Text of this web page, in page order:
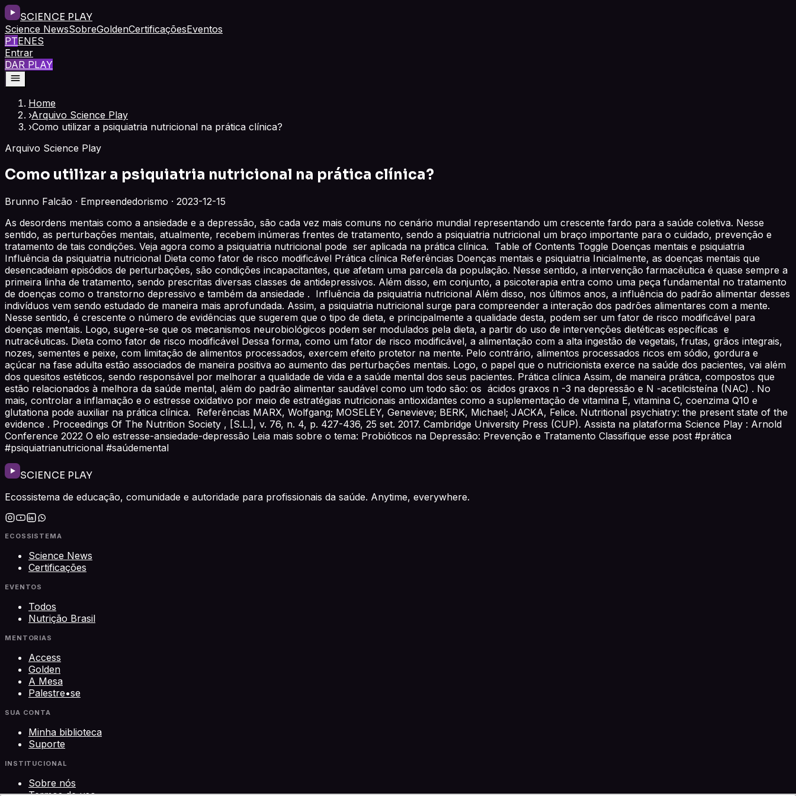
SCIENCE PLAY
Science NewsSobreGoldenCertificaçõesEventos
PTENES
Entrar
DAR PLAY
Home
›Arquivo Science Play
›Como utilizar a psiquiatria nutricional na prática clínica?
Arquivo Science Play
Como utilizar a psiquiatria nutricional na prática clínica?
Brunno Falcão · Empreendedorismo · 2023-12-15
As desordens mentais como a ansiedade e a depressão, são cada vez mais comuns no cenário mundial representando um crescente fardo para a saúde coletiva. Nesse
sentido, as perturbações mentais, atualmente, recebem inúmeras frentes de tratamento, sendo a psiquiatria nutricional um braço importante para o cuidado, prevenção e
tratamento de tais condições. Veja agora como a psiquiatria nutricional pode ser aplicada na prática clínica. Table of Contents Toggle Doenças mentais e psiquiatria
Influência da psiquiatria nutricional Dieta como fator de risco modificável Prática clínica Referências Doenças mentais e psiquiatria Inicialmente, as doenças mentais que
desencadeiam episódios de perturbações, são condições incapacitantes, que afetam uma parcela da população. Nesse sentido, a intervenção farmacêutica é quase sempre a
primeira linha de tratamento, sendo prescritas diversas classes de antidepressivos. Além disso, em conjunto, a psicoterapia entra como uma peça fundamental no tratamento
de doenças como o transtorno depressivo e também da ansiedade . Influência da psiquiatria nutricional Além disso, nos últimos anos, a influência do padrão alimentar desses
indivíduos vem sendo estudado de maneira mais aprofundada. Assim, a psiquiatria nutricional surge para compreender a interação dos padrões alimentares com a mente.
Nesse sentido, é crescente o número de evidências que sugerem que o tipo de dieta, e principalmente a qualidade desta, podem ser um fator de risco modificável para
doenças mentais. Logo, sugere-se que os mecanismos neurobiológicos podem ser modulados pela dieta, a partir do uso de intervenções dietéticas específicas e
nutracêuticas. Dieta como fator de risco modificável Dessa forma, como um fator de risco modificável, a alimentação com a alta ingestão de vegetais, frutas, grãos integrais,
nozes, sementes e peixe, com limitação de alimentos processados, exercem efeito protetor na mente. Pelo contrário, alimentos processados ricos em sódio, gordura e
açúcar na fase adulta estão associados de maneira positiva ao aumento das perturbações mentais. Logo, o papel que o nutricionista exerce na saúde dos pacientes, vai além
dos quesitos estéticos, sendo responsável por melhorar a qualidade de vida e a saúde mental dos seus pacientes. Prática clínica Assim, de maneira prática, compostos que
estão relacionados à melhora da saúde mental, além do padrão alimentar saudável como um todo são: os ácidos graxos n -3 na depressão e N -acetilcisteína (NAC) . No
mais, controlar a inflamação e o estresse oxidativo por meio de estratégias nutricionais antioxidantes como a suplementação de vitamina E, vitamina C, coenzima Q10 e
glutationa pode auxiliar na prática clínica. Referências MARX, Wolfgang; MOSELEY, Genevieve; BERK, Michael; JACKA, Felice. Nutritional psychiatry: the present state of the
evidence . Proceedings Of The Nutrition Society , [S.L.], v. 76, n. 4, p. 427-436, 25 set. 2017. Cambridge University Press (CUP). Assista na plataforma Science Play : Arnold
Conference 2022 O elo estresse-ansiedade-depressão Leia mais sobre o tema: Probióticos na Depressão: Prevenção e Tratamento Classifique esse post #prática
#psiquiatrianutricional #saúdemental
SCIENCE PLAY
Ecossistema de educação, comunidade e autoridade para profissionais da saúde. Anytime, everywhere.
ECOSSISTEMA
Science News
Certificações
EVENTOS
Todos
Nutrição Brasil
MENTORIAS
Access
Golden
A Mesa
Palestre•se
SUA CONTA
Minha biblioteca
Suporte
INSTITUCIONAL
Sobre nós